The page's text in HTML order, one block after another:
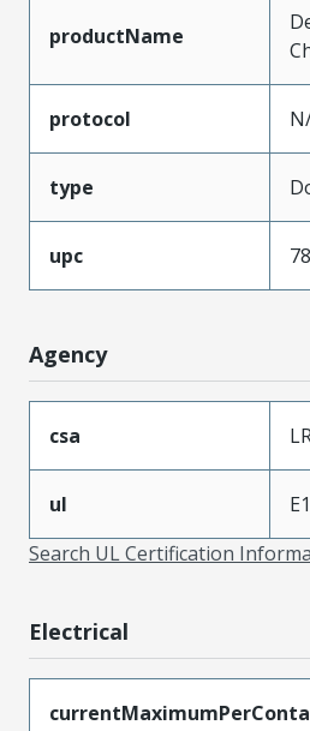
productName
protocol
type
upc
Agency
csa
ul
Search UL Certification
Electrical